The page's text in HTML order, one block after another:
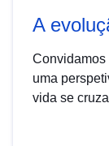
A
Convidamos
uma
vida se